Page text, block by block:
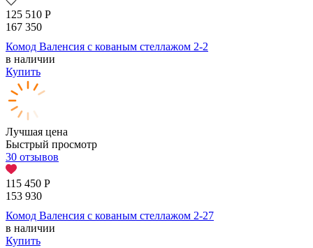
125 510 Р
167 350
Комод Валенсия с кованым стеллажом 2-2
в наличии
Купить
Лучшая цена
Быстрый просмотр
30 отзывов
115 450 Р
153 930
Комод Валенсия с кованым стеллажом 2-27
в наличии
Купить